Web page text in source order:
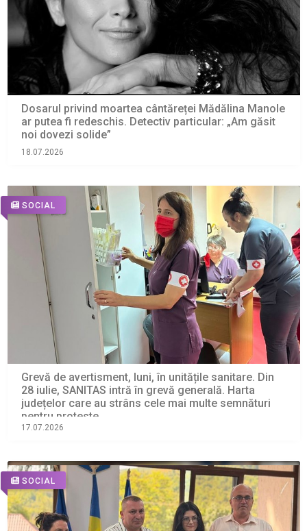
Dosarul privind moartea cântăreței Mădălina Manole
ar putea fi redeschis. Detectiv particular: „Am găsit
noi dovezi solide”
18.07.2026
SOCIAL
Grevă de avertisment, luni, în unitățile sanitare. Din
28 iulie, SANITAS intră în grevă generală. Harta
județelor care au strâns cele mai multe semnături
pentru proteste
17.07.2026
SOCIAL